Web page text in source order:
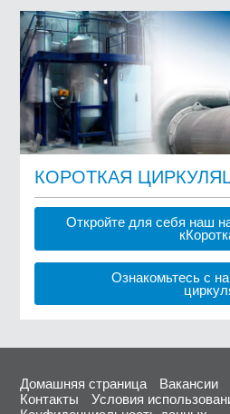
КОРОТКАЯ
Откройте для себя наш
Ознакомьтесь с
Домашняя страница Вакансии
Контакты
Условия